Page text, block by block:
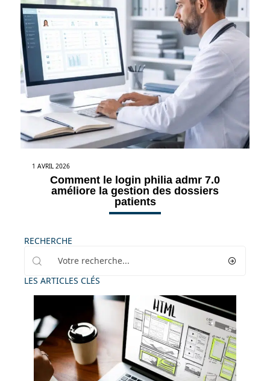
1 AVRIL 2026
Comment le login philia admr 7.0
améliore la gestion des dossiers
patients
RECHERCHE
LES ARTICLES CLÉS